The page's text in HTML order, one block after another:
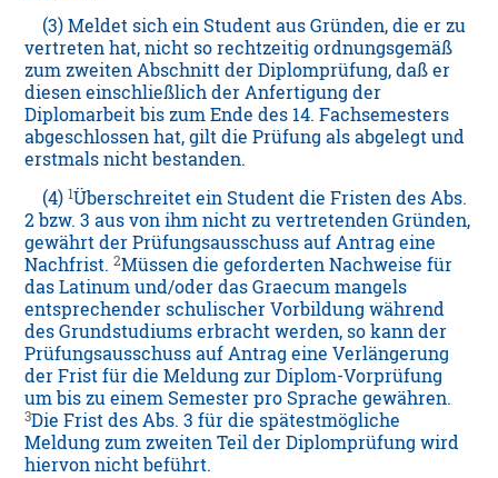
(3) Meldet sich ein Student aus Gründen, die er zu
vertreten hat, nicht so rechtzeitig ordnungsgemäß
zum zweiten Abschnitt der Diplomprüfung, daß er
diesen einschließlich der Anfertigung der
Diplomarbeit bis zum Ende des 14. Fachsemesters
abgeschlossen hat, gilt die Prüfung als abgelegt und
erstmals nicht bestanden.
(4)1Überschreitet ein Student die Fristen des Abs.
2 bzw. 3 aus von ihm nicht zu vertretenden Gründen,
gewährt der Prüfungsausschuss auf Antrag eine
Nachfrist.2Müssen die geforderten Nachweise für
das Latinum und/oder das Graecum mangels
entsprechender schulischer Vorbildung während
des Grundstudiums erbracht werden, so kann der
Prüfungsausschuss auf Antrag eine Verlängerung
der Frist für die Meldung zur Diplom-Vorprüfung
um bis zu einem Semester pro Sprache gewähren.
3Die Frist des Abs. 3 für die spätestmögliche
Meldung zum zweiten Teil der Diplomprüfung wird
hiervon nicht beführt.